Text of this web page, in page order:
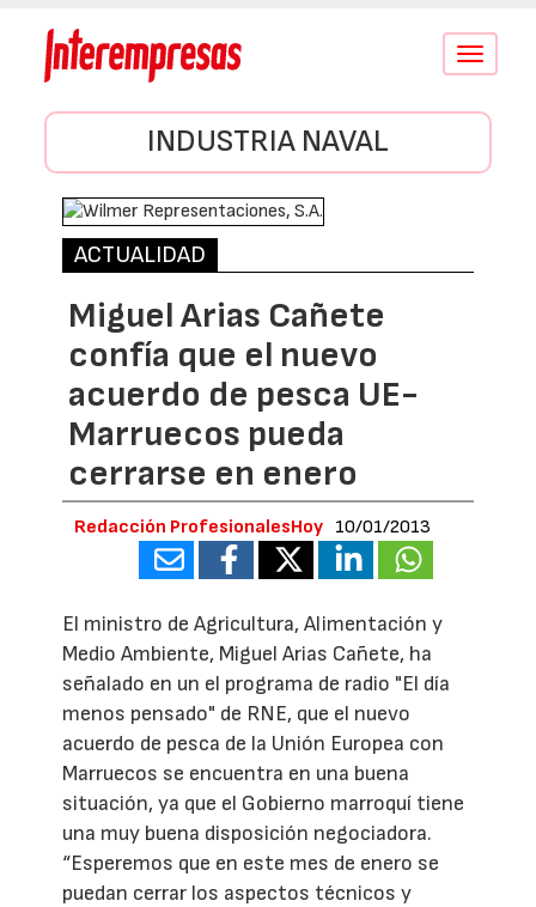
Conmutar
INDUSTRIA NAVAL
ACTUALIDAD
Miguel Arias Cañete
confía que el nuevo
acuerdo de pesca UE-
Marruecos pueda
cerrarse en enero
Redacción ProfesionalesHoy 10/01/2013
El ministro de Agricultura, Alimentación y
Medio Ambiente, Miguel Arias Cañete, ha
señalado en un el programa de radio "El día
menos pensado" de RNE, que el nuevo
acuerdo de pesca de la Unión Europea con
Marruecos se encuentra en una buena
situación, ya que el Gobierno marroquí tiene
una muy buena disposición negociadora.
“Esperemos que en este mes de enero se
puedan cerrar los aspectos técnicos y